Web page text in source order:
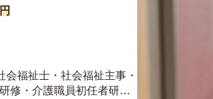
会福祉士・社会福祉主事・
修・介護職員初任者研修